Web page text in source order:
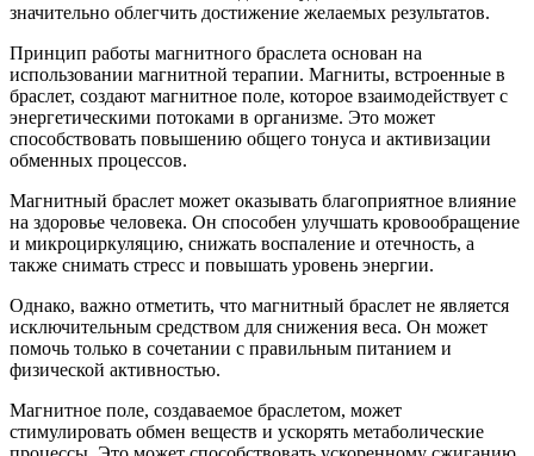
значительно облегчить достижение желаемых результатов.
Принцип работы магнитного браслета основан на
использовании магнитной терапии. Магниты, встроенные в
браслет, создают магнитное поле, которое взаимодействует с
энергетическими потоками в организме. Это может
способствовать повышению общего тонуса и активизации
обменных процессов.
Магнитный браслет может оказывать благоприятное влияние
на здоровье человека. Он способен улучшать кровообращение
и микроциркуляцию, снижать воспаление и отечность, а
также снимать стресс и повышать уровень энергии.
Однако, важно отметить, что магнитный браслет не является
исключительным средством для снижения веса. Он может
помочь только в сочетании с правильным питанием и
физической активностью.
Магнитное поле, создаваемое браслетом, может
стимулировать обмен веществ и ускорять метаболические